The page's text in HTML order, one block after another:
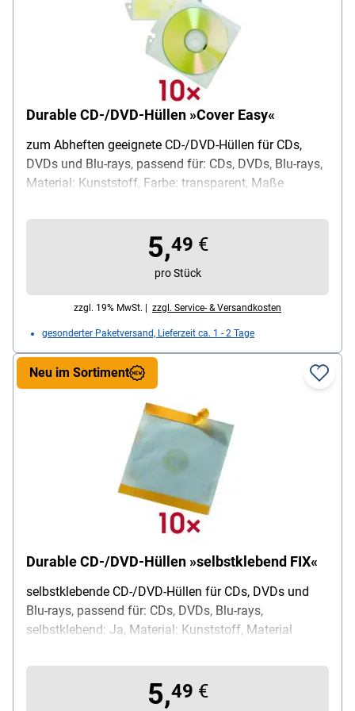
Durable CD-/DVD-Hüllen »Cover Easy«
zum Abheften geeignete CD-/DVD-Hüllen für CDs,
DVDs und Blu-rays, passend für: CDs, DVDs, Blu-rays,
Material: Kunststoff, Farbe: transparent, Maße
10 Stück
5,49 €
pro Stück
zzgl. 19% MwSt. | zzgl. Service- & Versandkosten
gesonderter Paketversand, Lieferzeit ca. 1 - 2 Tage
Durable CD-/DVD-Hüllen »selbstklebend FIX«
selbstklebende CD-/DVD-Hüllen für CDs, DVDs und
Blu-rays, passend für: CDs, DVDs, Blu-rays,
selbstklebend: Ja, Material: Kunststoff, Material
(B/T/H): 12,6 / 0,1 / 14,0 cm, Lieferumfang: 1 Pack =
Neu im Sortiment
5,49 €